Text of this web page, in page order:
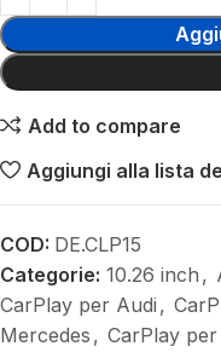
Add to compare
Aggiungi alla lista
COD: DE.CLP15
Categorie: 10.26 inch ,
CarPlay per Audi ,
Mercedes , CarPlay